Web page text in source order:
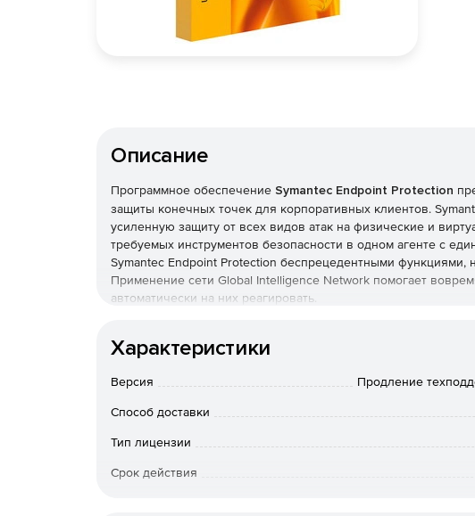
Описание
Программное обеспечение Symantec Endpoint Protection
защиты конечных точек для корпоративных клиентов.
усиленную защиту от всех видов атак на физические и
требуемых инструментов безопасности в одном агенте с
Symantec Endpoint Protection беспрецедентными
Применение сети Global Intelligence Network помогает
автоматически на них реагировать.
которое отслеживает время существования,
SONAR проверяет запущенные программы, обнаруживает и
Основные функции Symantec Endpoint Protection:
Превентивная идентификация угроз.
Характеристики
Версия Продление
Способ доставки
Тип лицензии
Срок действия